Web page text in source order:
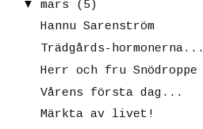
▼
mars
(5)
Hannu Sarenström
Trädgårds-hormonerna...
Herr och fru Snödroppe
Vårens första dag...
Märkta av livet!